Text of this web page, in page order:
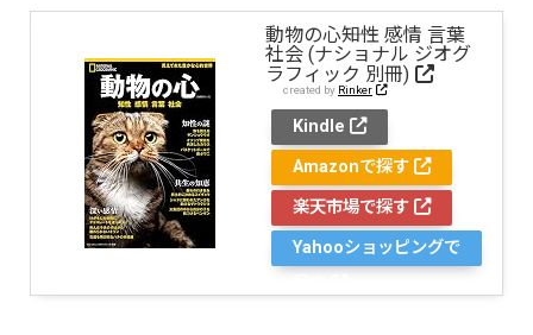
動物の心――知性 感情 言葉
社会 (ナショナル ジオグ
ラフィック 別冊)
created by Rinker
Kindle
Amazonで探す
楽天市場で探す
Yahooショッピングで